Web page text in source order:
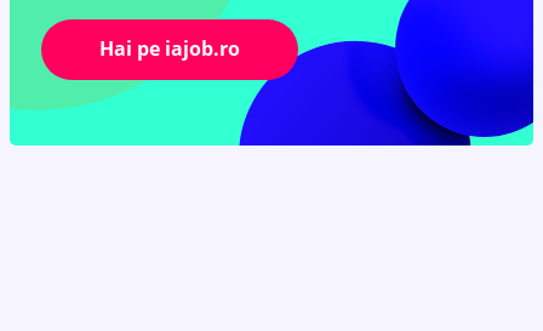
Hai pe iajob.ro